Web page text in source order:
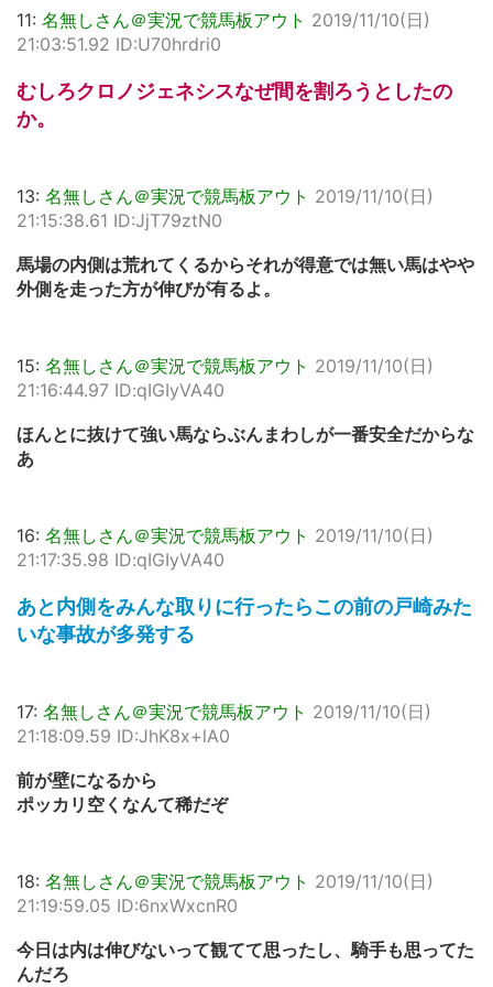
11: 名無しさん＠実況で競馬板アウト 2019/11/10(日)
21:03:51.92 ID:U70hrdri0
むしろクロノジェネシスなぜ間を割ろうとしたの
か。
13: 名無しさん＠実況で競馬板アウト 2019/11/10(日)
21:15:38.61 ID:JjT79ztN0
馬場の内側は荒れてくるからそれが得意では無い馬はやや
外側を走った方が伸びが有るよ。
15: 名無しさん＠実況で競馬板アウト 2019/11/10(日)
21:16:44.97 ID:qIGIyVA40
ほんとに抜けて強い馬ならぶんまわしが一番安全だからな
あ
16: 名無しさん＠実況で競馬板アウト 2019/11/10(日)
21:17:35.98 ID:qIGIyVA40
あと内側をみんな取りに行ったらこの前の戸崎みた
いな事故が多発する
17: 名無しさん＠実況で競馬板アウト 2019/11/10(日)
21:18:09.59 ID:JhK8x+lA0
前が壁になるから
ポッカリ空くなんて稀だぞ
18: 名無しさん＠実況で競馬板アウト 2019/11/10(日)
21:19:59.05 ID:6nxWxcnR0
今日は内は伸びないって観てて思ったし、騎手も思ってた
んだろ